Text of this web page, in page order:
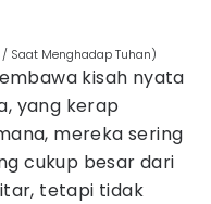
Saat Menghadap Tuhan)
kisah nyata
yang kerap
mereka sering
cukup besar dari
tetapi tidak